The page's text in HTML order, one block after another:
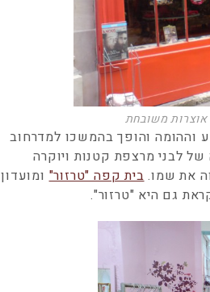
וההומה והופך בהמשכו למדרחוב
של לבני מרצפת קטנות ויוקרה
את שמו.בית קפה "טרזור"ומועדון
גם היא "טרזור".